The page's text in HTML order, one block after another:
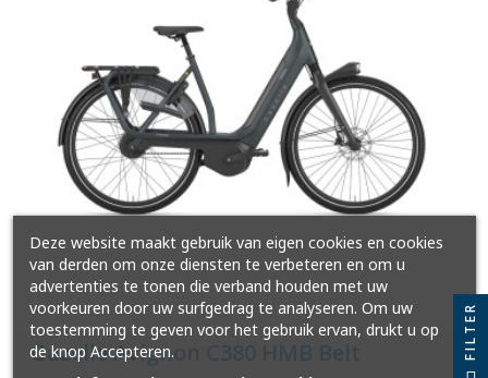
Gazelle Avignon C380 HMB Belt
Deze website maakt gebruik van eigen cookies en cookies
van derden om onze diensten te verbeteren en om u
advertenties te tonen die verband houden met uw
voorkeuren door uw surfgedrag te analyseren. Om uw
toestemming te geven voor het gebruik ervan, drukt u op
de knop Accepteren.
FILTER